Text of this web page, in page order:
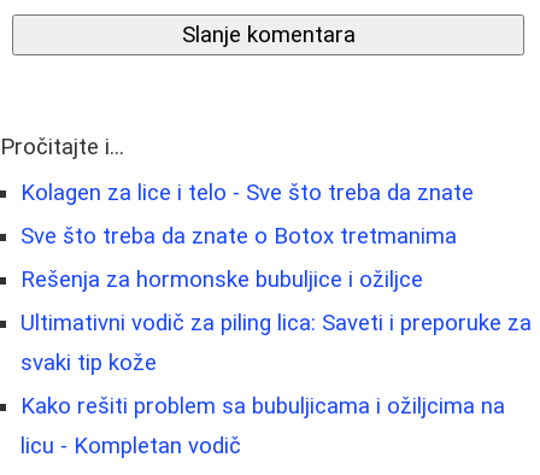
Slanje komentara
Pročitajte i...
Kolagen za lice i telo - Sve što treba da znate
Sve što treba da znate o Botox tretmanima
Rešenja za hormonske bubuljice i ožiljce
Ultimativni vodič za piling lica: Saveti i preporuke za
svaki tip kože
Kako rešiti problem sa bubuljicama i ožiljcima na
licu - Kompletan vodič